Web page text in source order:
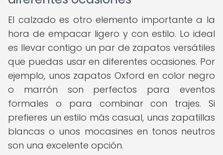
El calzado es otro elemento importante a la
hora de empacar ligero y con estilo. Lo ideal
es llevar contigo un par de zapatos versátiles
que puedas usar en diferentes ocasiones. Por
ejemplo, unos zapatos Oxford en color negro
o marrón son perfectos para eventos
formales o para combinar con trajes. Si
prefieres un estilo más casual, unas zapatillas
blancas o unos mocasines en tonos neutros
son una excelente opción.